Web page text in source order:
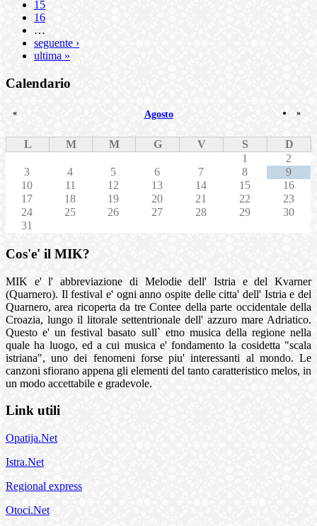
15
16
…
seguente ›
ultima »
Calendario
Agosto
« »
L M M G V S
D
1
2
3
4 5 6 7 8
9
10
11 12 13 14 15
16
17
18 19 20 21 22
23
24
25 26 27 28 29
30
31
Cos'e' il MIK?
MIK e' l' abbreviazione di Melodie dell' Istria e del Kvarner
(Quarnero). Il festival e' ogni anno ospite delle citta' dell' Istria e del
Quarnero, area ricoperta da tre Contee della parte occidentale della
Croazia, lungo il litorale settentrionale dell' azzuro mare Adriatico.
Questo e' un festival basato sull` etno musica della regione nella
quale ha luogo, ed a cui musica e' fondamento la cosidetta "scala
istriana", uno dei fenomeni forse piu' interessanti al mondo. Le
canzoni sfiorano appena gli elementi del tanto caratteristico melos, in
un modo accettabile e gradevole.
Link utili
Opatija.Net
Istra.Net
Regional express
Otoci.Net